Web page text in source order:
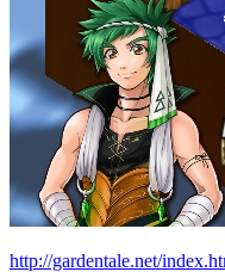
http://gardentale.net/